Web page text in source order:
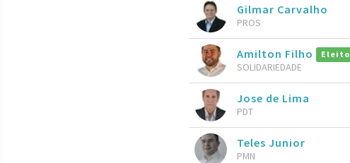
Gilmar Carvalho
PROS
Amilton Filho Eleito
SOLIDARIEDADE
Jose de Lima
PDT
Teles Junior
PMN